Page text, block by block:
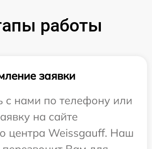
работы
заявки
с нами по телефону или
на сайте
центра Weissgauff. Наш